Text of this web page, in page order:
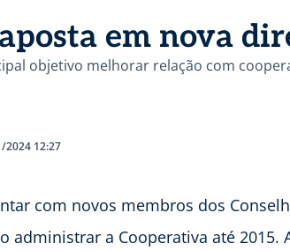
em nova
objetivo melhorar relação com
2024 12:27
com novos membros dos
administrar a Cooperativa até 2015.